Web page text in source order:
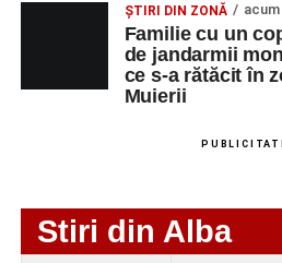
NUMERICA
Ultimele știri din Sebeș
ȘTIRI DIN ZONĂ
Familie cu un
de jandarmii
ce s-a rătăcit în
Muierii
Stiri din Alba